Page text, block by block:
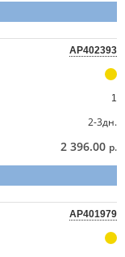
AP402393
1
2-3дн.
2 396.00 р.
AP401979